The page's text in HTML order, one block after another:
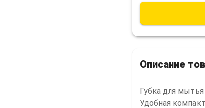
Описание
Губка для
Удобная